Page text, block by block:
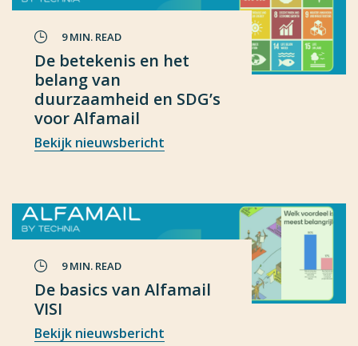
9 MIN. READ
De betekenis en het
belang van
duurzaamheid en SDG’s
voor Alfamail
Bekijk nieuwsbericht
9 MIN. READ
De basics van Alfamail
VISI
Bekijk nieuwsbericht